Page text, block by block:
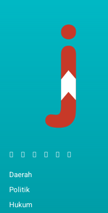
Daerah
Politik
Hukum